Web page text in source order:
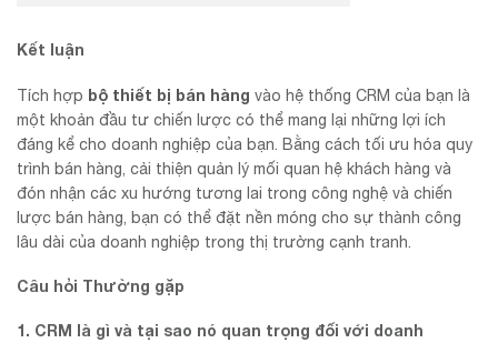
Kết luận
Tích hợp bộ thiết bị bán hàng vào hệ thống CRM của bạn là
một khoản đầu tư chiến lược có thể mang lại những lợi ích
đáng kể cho doanh nghiệp của bạn. Bằng cách tối ưu hóa quy
trình bán hàng, cải thiện quản lý mối quan hệ khách hàng và
đón nhận các xu hướng tương lai trong công nghệ và chiến
lược bán hàng, bạn có thể đặt nền móng cho sự thành công
lâu dài của doanh nghiệp trong thị trường cạnh tranh.
Câu hỏi Thường gặp
1. CRM là gì và tại sao nó quan trọng đối với doanh